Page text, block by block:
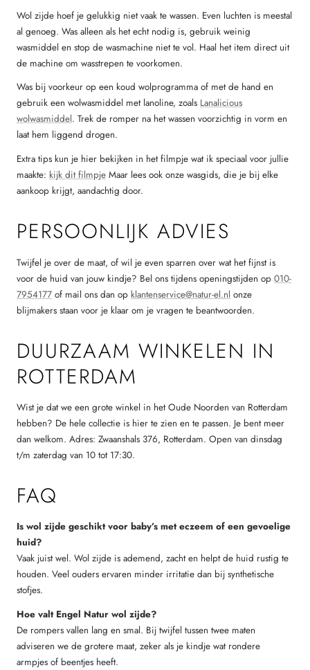
Wol zijde hoef je gelukkig niet vaak te wassen. Even luchten is meestal
al genoeg. Was alleen als het echt nodig is, gebruik weinig
wasmiddel en stop de wasmachine niet te vol. Haal het item direct uit
de machine om wasstrepen te voorkomen.
Was bij voorkeur op een koud wolprogramma of met de hand en
gebruik een wolwasmiddel met lanoline, zoals Lanalicious
wolwasmiddel. Trek de romper na het wassen voorzichtig in vorm en
laat hem liggend drogen.
Extra tips kun je hier bekijken in het filmpje wat ik speciaal voor jullie
maakte: kijk dit filmpje Maar lees ook onze wasgids, die je bij elke
aankoop krijgt, aandachtig door.
PERSOONLIJK ADVIES
Twijfel je over de maat, of wil je even sparren over wat het fijnst is
voor de huid van jouw kindje? Bel ons tijdens openingstijden op 010-
7954177 of mail ons dan op klantenservice@natur-el.nl onze
blijmakers staan voor je klaar om je vragen te beantwoorden.
DUURZAAM WINKELEN IN
ROTTERDAM
Wist je dat we een grote winkel in het Oude Noorden van Rotterdam
hebben? De hele collectie is hier te zien en te passen. Je bent meer
dan welkom. Adres: Zwaanshals 376, Rotterdam. Open van dinsdag
t/m zaterdag van 10 tot 17:30.
FAQ
Is wol zijde geschikt voor baby’s met eczeem of een gevoelige
huid?
Vaak juist wel. Wol zijde is ademend, zacht en helpt de huid rustig te
houden. Veel ouders ervaren minder irritatie dan bij synthetische
stofjes.
Hoe valt Engel Natur wol zijde?
De rompers vallen lang en smal. Bij twijfel tussen twee maten
adviseren we de grotere maat, zeker als je kindje wat rondere
armpjes of beentjes heeft.